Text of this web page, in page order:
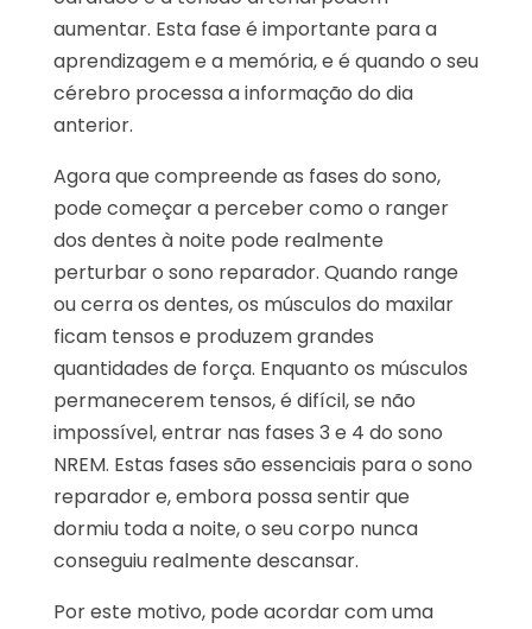
aumentar. Esta fase é importante para a
aprendizagem e a memória, e é quando o seu
cérebro processa a informação do dia
anterior.
Agora que compreende as fases do sono,
pode começar a perceber como o ranger
dos dentes à noite pode realmente
perturbar o sono reparador. Quando range
ou cerra os dentes, os músculos do maxilar
ficam tensos e produzem grandes
quantidades de força. Enquanto os músculos
permanecerem tensos, é difícil, se não
impossível, entrar nas fases 3 e 4 do sono
NREM. Estas fases são essenciais para o sono
reparador e, embora possa sentir que
dormiu toda a noite, o seu corpo nunca
conseguiu realmente descansar.
Por este motivo, pode acordar com uma